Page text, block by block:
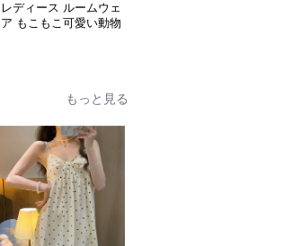
レディース ルームウェ
ア もこもこ可愛い動物
もっと見る